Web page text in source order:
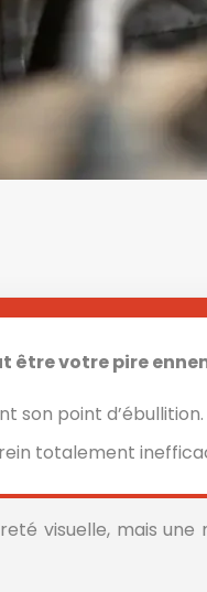
être votre pire
son point d’ébullition.
totalement
visuelle, mais